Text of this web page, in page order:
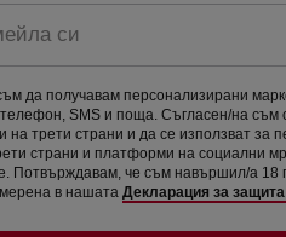
да получавам персонализирани
SMS и поща. Съгласен/на съм
на трети страни и да се използват за
страни и платформи на социални
Потвърждавам, че съм навършил/а
в нашата Декларация за